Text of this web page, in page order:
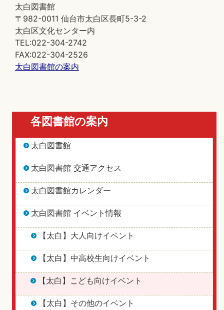
太白図書館
〒982-0011 仙台市太白区長町5-3-2
太白区文化センター内
TEL:022-304-2742
FAX:022-304-2526
太白図書館の案内
各図書館の案内
太白図書館
太白図書館 交通アクセス
太白図書館カレンダー
太白図書館 イベント情報
【太白】大人向けイベント
【太白】中高校生向けイベント
【太白】こども向けイベント
【太白】その他のイベント